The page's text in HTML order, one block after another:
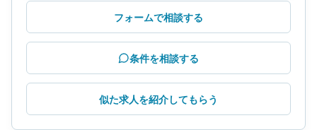
フォームで相談する
条件を相談する
似た求人を紹介してもらう